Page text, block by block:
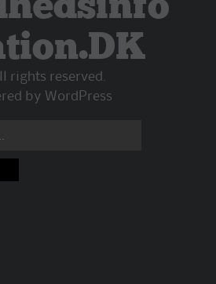
rights reserved.
by WordPress